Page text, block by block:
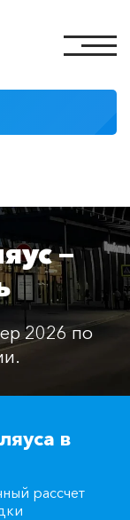
—
2026 по
в
рассчет